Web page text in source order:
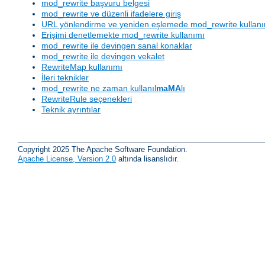
mod_rewrite başvuru belgesi
mod_rewrite ve düzenli ifadelere giriş
URL yönlendirme ve yeniden eşlemede mod_rewrite
Erişimi denetlemekte mod_rewrite kullanımı
mod_rewrite ile devingen sanal konaklar
mod_rewrite ile devingen vekalet
RewriteMap kullanımı
İleri teknikler
mod_rewrite ne zaman kullanılmaMAlı
RewriteRule seçenekleri
Teknik ayrıntılar
Copyright 2025 The Apache Software Foundation.
Apache License, Version 2.0 altında lisanslıdır.